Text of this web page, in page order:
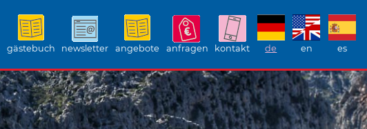
gästebuch newsletter angebote anfragen kontakt de en es